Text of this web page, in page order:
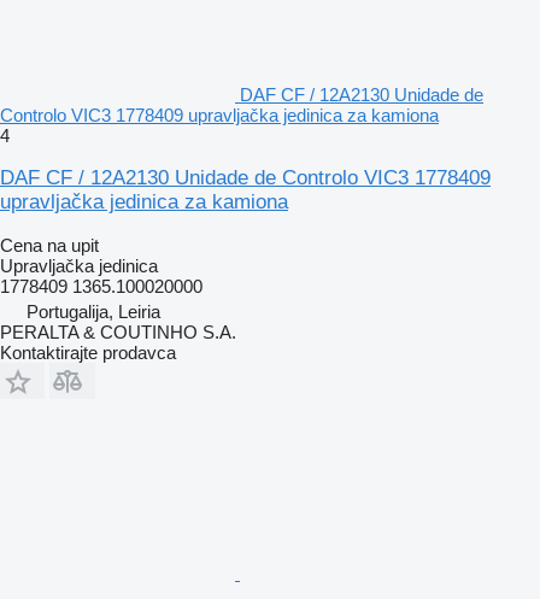
DAF CF / 12A2130 Unidade de
Controlo VIC3 1778409 upravljačka jedinica za kamiona
4
DAF CF / 12A2130 Unidade de Controlo VIC3 1778409
upravljačka jedinica za kamiona
Cena na upit
Upravljačka jedinica
1778409 1365.100020000
Portugalija, Leiria
PERALTA & COUTINHO S.A.
Kontaktirajte prodavca